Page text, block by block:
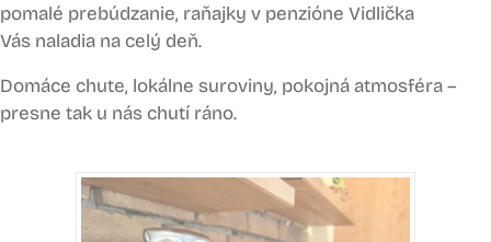
pomalé prebúdzanie, raňajky v penzióne Vidlička
Vás naladia na celý deň.
Domáce chute, lokálne suroviny, pokojná atmosféra –
presne tak u nás chutí ráno.